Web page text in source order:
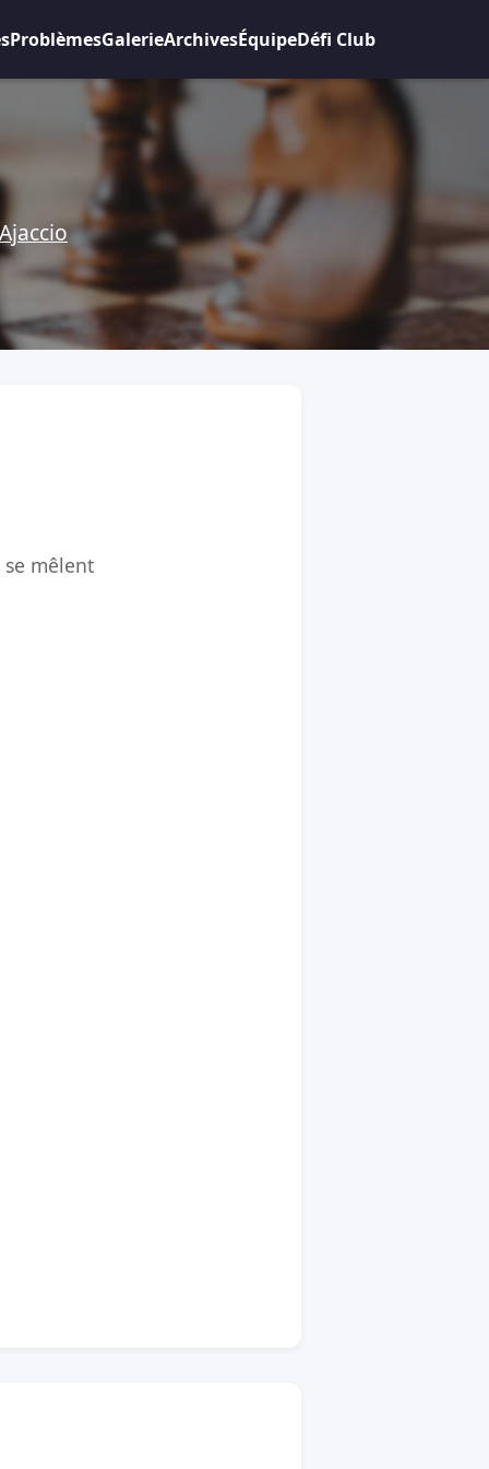
ProblèmesGalerieArchivesÉquipeDéfi Club
mêlent